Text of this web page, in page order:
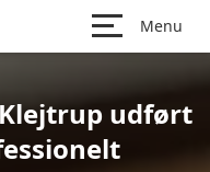
Menu
udført